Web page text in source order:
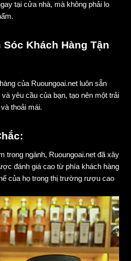
tại cửa nhà, mà không phải lo
Khách Hàng Tận
của Ruoungoai.net luôn sẵn
yêu cầu của bạn, tạo nên một trải
thoải mái.
trong ngành, Ruoungoai.net đã xây
đánh giá cao từ phía khách hàng
của họ trong thị trường rượu cao